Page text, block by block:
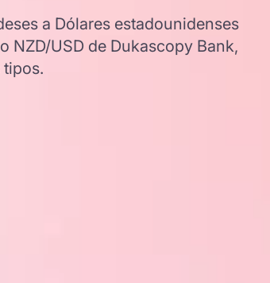
a Dólares estadounidenses
NZD/USD de Dukascopy Bank,